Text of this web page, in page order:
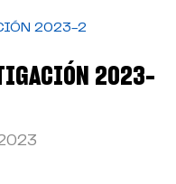
2023-2
2023-